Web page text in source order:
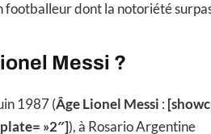
footballeur dont la notoriété
Messi ?
1987 (Âge Lionel Messi :
»2″]), à Rosario Argentine